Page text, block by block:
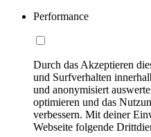
Performance
Durch das Akzeptieren
und Surfverhalten
und anonymisiert
optimieren und das
verbessern. Mit deiner
Webseite folgende